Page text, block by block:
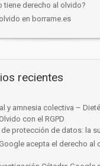
tiene derecho al olvido?
en borrame.es
recientes
y amnesia colectiva –
con el RGPD
protección de datos: la
acepta el derecho al